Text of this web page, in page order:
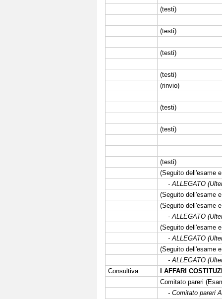
(testi)
(testi)
(testi)
(testi)
(rinvio)
(testi)
(testi)
(testi)
(Seguito dell'esame
- ALLEGATO
(Seguito dell'esame
(Seguito dell'esame
- ALLEGATO
(Seguito dell'esame
- ALLEGATO
(Seguito dell'esame
- ALLEGATO
Consultiva
I AFFARI
Comitato pareri
- Comitato pareri